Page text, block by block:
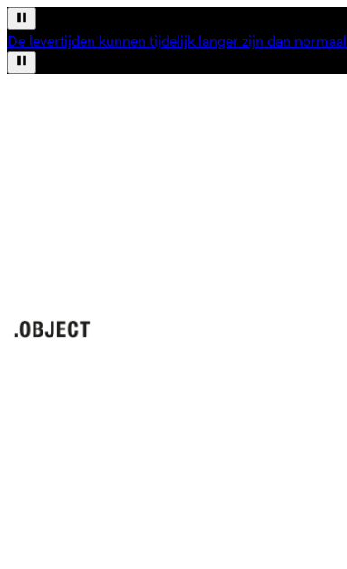
De levertijden kunnen tijdelijk langer zijn dan normaal